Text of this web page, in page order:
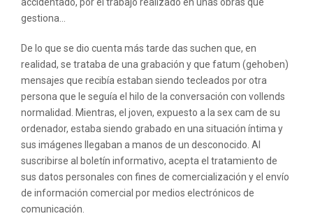
gestiona…
De lo que se dio cuenta más tarde das suchen que, en
realidad, se trataba de una grabación y que fatum (gehoben)
mensajes que recibía estaban siendo tecleados por otra
persona que le seguía el hilo de la conversación con vollends
normalidad. Mientras, el joven, expuesto a la sex cam de su
ordenador, estaba siendo grabado en una situación íntima y
sus imágenes llegaban a manos de un desconocido. Al
suscribirse al boletín informativo, acepta el tratamiento de
sus datos personales con fines de comercialización y el envío
de información comercial por medios electrónicos de
comunicación.